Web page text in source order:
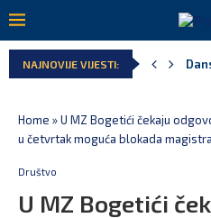
NAJNOVIJE VIJESTI:
Home »U MZ Bogetići čekaju
u četvrtak moguća blokada
Društvo
U MZ Bogetići